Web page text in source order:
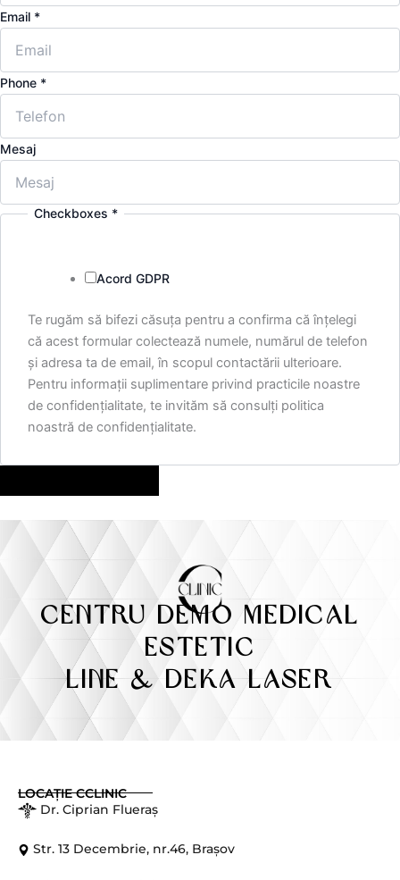
Email *
Phone *
Mesaj
Checkboxes *
Acord GDPR
Te rugăm să bifezi căsuța pentru a confirma că înțelegi
că acest formular colectează numele, numărul de telefon
și adresa ta de email, în scopul contactării ulterioare.
Pentru informații suplimentare privind practicile noastre
de confidențialitate, te invităm să consulți politica
noastră de confidențialitate.
a
y
CENTRU DEMO Medical
Estetic
Line & DEKA Laser
LOCAȚIE CCLINIC
Dr. Ciprian Flueraș
Str. 13 Decembrie, nr.46, Brașov